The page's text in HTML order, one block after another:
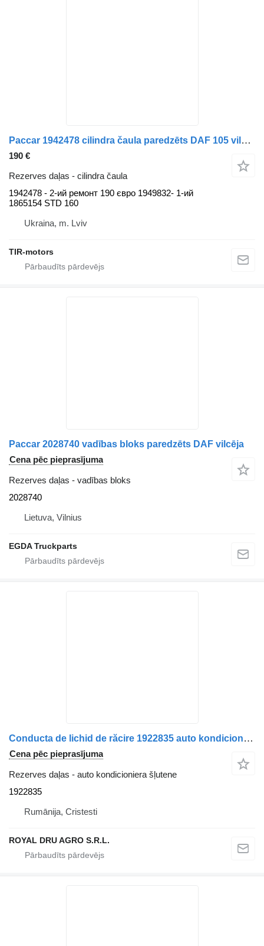
Paccar 1942478 cilindra čaula paredzēts DAF 105 vilcēja
190 €
Rezerves daļas - cilindra čaula
1942478 - 2-ий ремонт 190 євро 1949832- 1-ий
1865154 STD 160
Ukraina, m. Lviv
TIR-motors
Paccar 2028740 vadības bloks paredzēts DAF vilcēja
Cena pēc pieprasījuma
Rezerves daļas - vadības bloks
2028740
Lietuva, Vilnius
EGDA Truckparts
Conducta de lichid de răcire 1922835 auto kondicioniera šļutene paredzēts Paccar DAF kravas automašīnas
Cena pēc pieprasījuma
Rezerves daļas - auto kondicioniera šļutene
1922835
Rumānija, Cristesti
ROYAL DRU AGRO S.R.L.